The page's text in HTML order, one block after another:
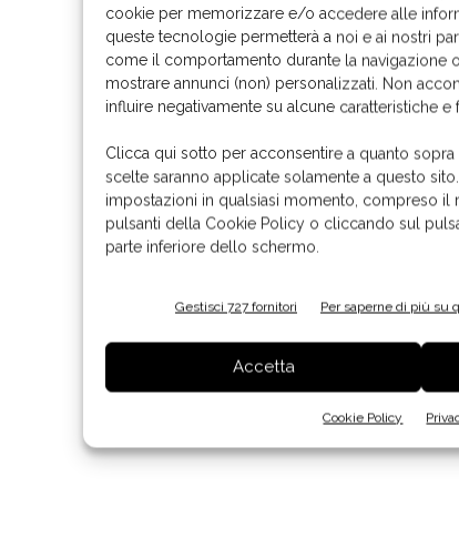
cookie per memorizzare e/o accedere alle
queste tecnologie permetterà a noi e ai nostri
come il comportamento durante la navigazione
mostrare annunci (non) personalizzati. Non
influire negativamente su alcune caratteristiche e
Clicca qui sotto per acconsentire a quanto
scelte saranno applicate solamente a questo
impostazioni in qualsiasi momento, compreso il
pulsanti della Cookie Policy o cliccando sul
parte inferiore dello schermo.
Gestisci 727 fornitori Per saperne di più su
Accetta
Cookie Policy